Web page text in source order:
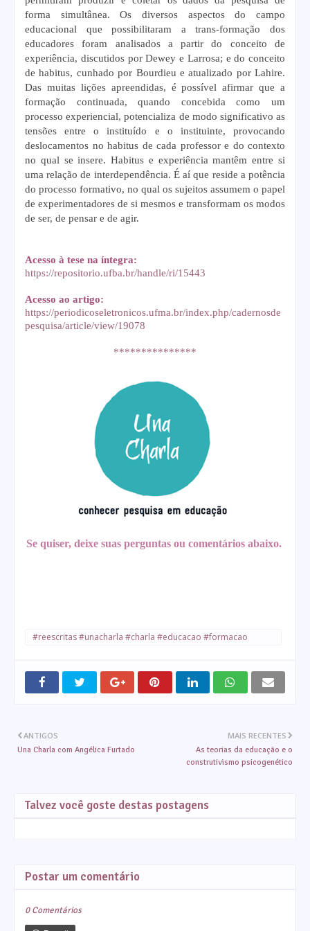
forma simultânea. Os diversos aspectos do campo
educacional que possibilitaram a trans-formação dos
educadores foram analisados a partir do conceito de
experiência, discutidos por Dewey e Larrosa; e do conceito
de habitus, cunhado por Bourdieu e atualizado por Lahire.
Das muitas lições apreendidas, é possível afirmar que a
formação continuada, quando concebida como um
processo experiencial, potencializa de modo significativo as
tensões entre o instituído e o instituinte, provocando
deslocamentos no habitus de cada professor e do contexto
no qual se insere. Habitus e experiência mantêm entre si
uma relação de interdependência. É aí que reside a potência
do processo formativo, no qual os sujeitos assumem o papel
de experimentadores de si mesmos e transformam os modos
de ser, de pensar e de agir.
Acesso à tese na íntegra:
https://repositorio.ufba.br/handle/ri/15443
Acesso ao artigo:
https://periodicoseletronicos.ufma.br/index.php/cadernosde
pesquisa/article/view/19078
***************
Se quiser, deixe suas perguntas ou comentários abaixo.
#reescritas #unacharla #charla #educacao #formacao
MAIS RECENTES
As teorias da educação e o
construtivismo psicogenético
ANTIGOS
Una Charla com Angélica Furtado
Talvez você goste destas postagens
Postar um comentário
0 Comentários